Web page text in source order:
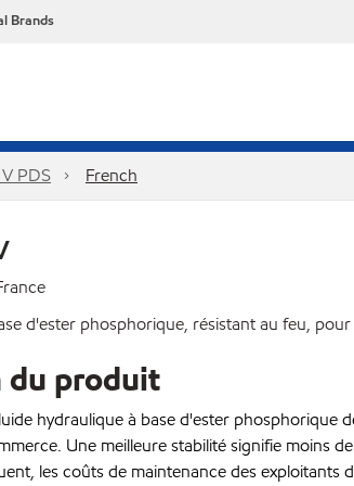
Brands
PDS French
d'ester phosphorique, résistant au feu, pour
du produit
hydraulique à base d'ester phosphorique
Une meilleure stabilité signifie moins
les coûts de maintenance des exploitants